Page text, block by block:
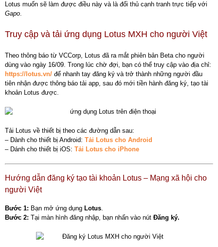
Lotus muốn sẽ làm được điều này và là đối thủ cạnh tranh trực tiếp với
Gapo.
Truy cập và tải ứng dụng Lotus MXH cho người Việt
Theo thông báo từ VCCorp, Lotus đã ra mắt phiên bản Beta cho người
dùng vào ngày 16/09. Trong lúc chờ đợi, bạn có thể truy cập vào địa chỉ:
https://lotus.vn/ để nhanh tay đăng ký và trở thành những người đầu
tiên nhận được thông báo tải app, sau đó mới tiền hành đăng ký, tạo tài
khoản Lotus được.
Tải Lotus về thiết bị theo các đường dẫn sau:
– Dành cho thiết bị Android: Tải Lotus cho Android
– Dánh cho thiết bị iOS: Tải Lotus cho iPhone
Hướng dẫn đăng ký tạo tài khoản Lotus – Mạng xã hội cho
người Việt
Bước 1: Bạn mở ứng dụng Lotus.
Bước 2: Tại màn hình đăng nhập, bạn nhấn vào nút Đăng ký.